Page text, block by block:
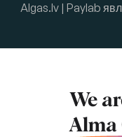
Algas.lv | Paylab
We
Alma